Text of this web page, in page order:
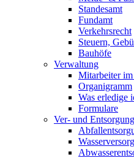
Standesamt
Fundamt
Verkehrsrecht
Steuern,
Bauhöfe
Verwaltung
Mitarbeiter im
Organigramm
Was erledige
Formulare
Ver- und Entsorgung